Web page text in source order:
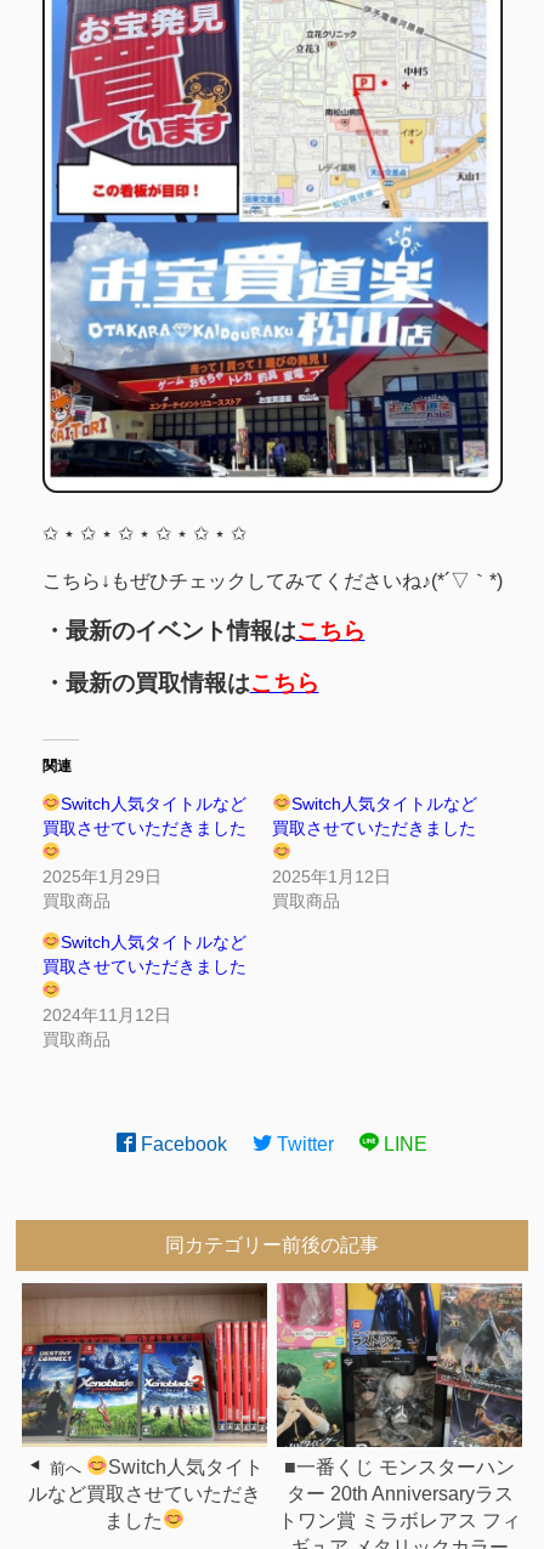
✩ ⋆ ✩ ⋆ ✩ ⋆ ✩ ⋆ ✩ ⋆ ✩
こちら↓もぜひチェックしてみてくださいね♪(*´▽｀*)
・最新のイベント情報はこちら
・最新の買取情報はこちら
関連
Switch人気タイトルなど
買取させていただきました
2025年1月29日
買取商品
Switch人気タイトルなど
買取させていただきました
2025年1月12日
買取商品
Switch人気タイトルなど
買取させていただきました
2024年11月12日
買取商品
Facebook Twitter LINE
同カテゴリー前後の記事
前へ
Switch人気タイト
ルなど買取させていただき
ました
■一番くじ モンスターハン
ター 20th Anniversaryラス
トワン賞 ミラボレアス フィ